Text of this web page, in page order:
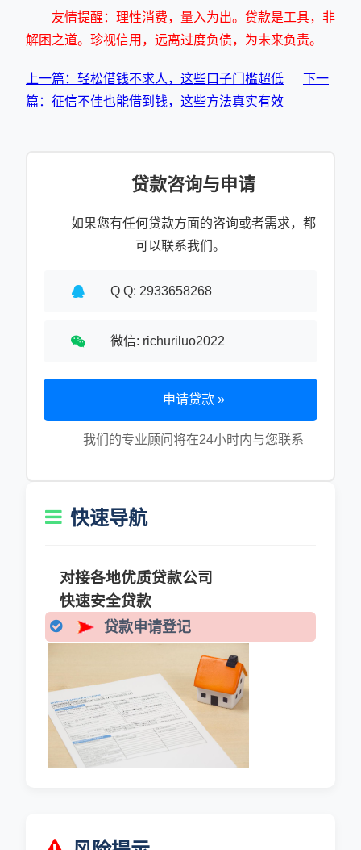
友情提醒：理性消费，量入为出。贷款是工具，非
解困之道。珍视信用，远离过度负债，为未来负责。
上一篇：轻松借钱不求人，这些口子门槛超低
下一
篇：征信不佳也能借到钱，这些方法真实有效
贷款咨询与申请
如果您有任何贷款方面的咨询或者需求，都
可以联系我们。
Q Q: 2933658268
微信: richuriluo2022
申请贷款 »
我们的专业顾问将在24小时内与您联系
快速导航
对接各地优质贷款公司
快速安全贷款
贷款申请登记